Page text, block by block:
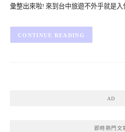
彙整出來啦! 來到台中旅遊不外乎就是
CONTINUE READING
AD
即時熱門文